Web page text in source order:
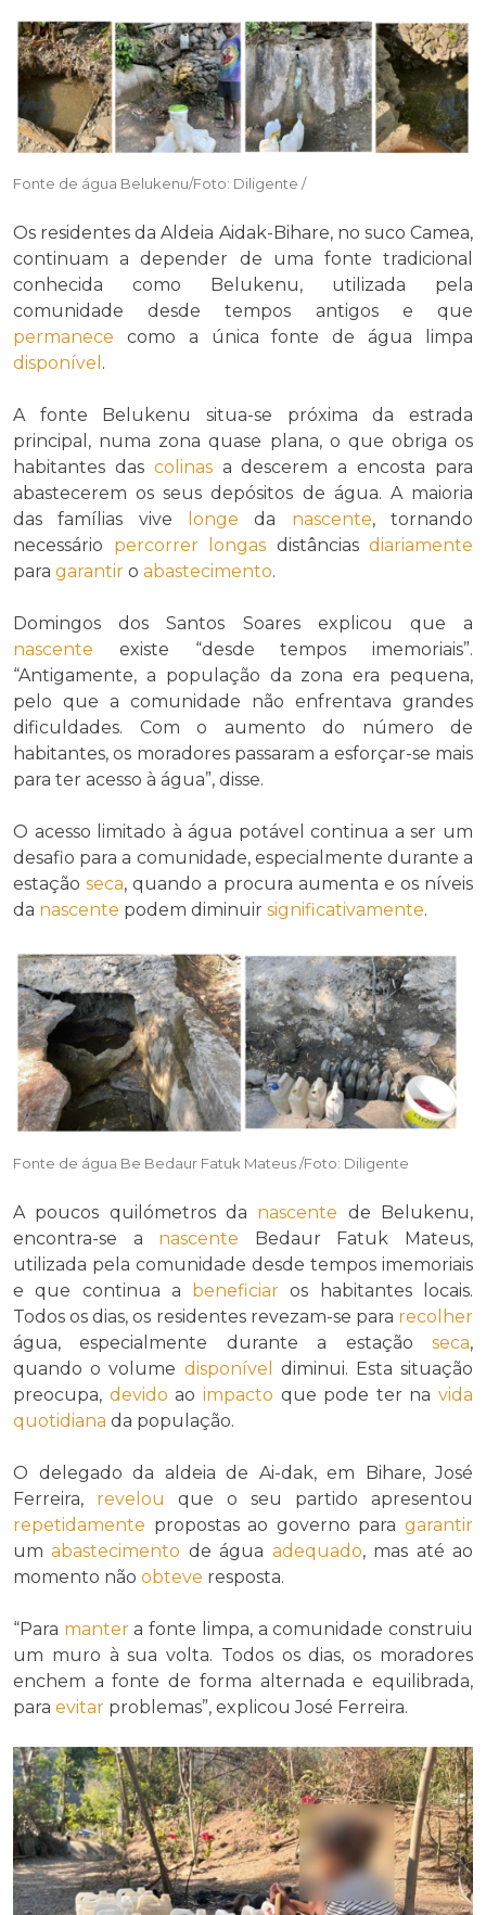
Fonte de água Belukenu/Foto: Diligente /
Os residentes da Aldeia Aidak-Bihare, no suco Camea,
continuam a depender de uma fonte tradicional
conhecida como Belukenu, utilizada pela
comunidade desde tempos antigos e que
permanece como a única fonte de água limpa
disponível .
A fonte Belukenu situa-se próxima da estrada
principal, numa zona quase plana, o que obriga os
habitantes das colinasa descerem a encosta para
abastecerem os seus depósitos de água. A maioria
das famílias vive
longe da nascente, tornando
necessário percorrer longas distâncias diariamente
para garantir o abastecimento.
Domingos dos Santos Soares explicou que a
nascente existe “desde tempos imemoriais”.
“Antigamente, a população da zona era pequena,
pelo que a comunidade não enfrentava grandes
dificuldades. Com o aumento do número de
habitantes, os moradores passaram a esforçar-se mais
para ter acesso à água”, disse.
O acesso limitado à água potável continua a ser um
desafio para a comunidade, especialmente durante a
estaçãoseca, quando a procura aumenta e os níveis
da nascente podem diminuir significativamente.
Fonte de água Be Bedaur Fatuk Mateus /Foto: Diligente
A poucos quilómetros da nascente de Belukenu,
encontra-se a nascente Bedaur Fatuk Mateus,
utilizada pela comunidade desde tempos imemoriais
e que continua a beneficiar os habitantes locais.
Todos os dias, os residentes revezam-se para recolher
água, especialmente durante a estação seca,
quando o volume disponível
diminui. Esta situação
preocupa, devido ao impacto que pode ter na vida
quotidiana da população.
O delegado da aldeia de Ai-dak, em Bihare, José
Ferreira, revelou
que o seu partido apresentou
repetidamente propostas ao governo para garantir
umabastecimento de água adequado, mas até ao
momento não obteve resposta.
“Para mantera fonte limpa, a comunidade construiu
um muro à sua volta. Todos os dias, os moradores
enchem a fonte de forma alternada e equilibrada,
para evitar problemas”, explicou José Ferreira.